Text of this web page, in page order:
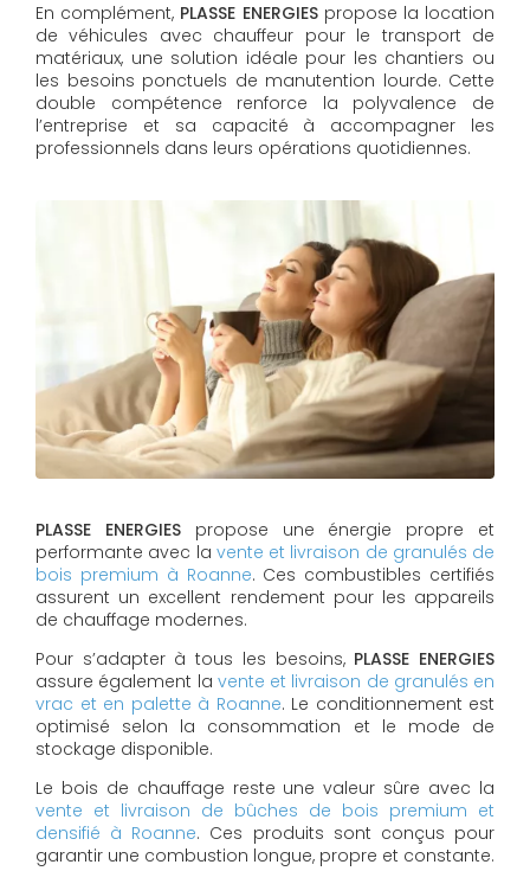
En complément, PLASSE ENERGIESpropose la location
de véhicules avec chauffeur pour le transport de
matériaux, une solution idéale pour les chantiers ou
les besoins ponctuels de manutention lourde. Cette
double compétence renforce la polyvalence de
l’entreprise et sa capacité à accompagner les
professionnels dans leurs opérations quotidiennes.
PLASSE ENERGIESpropose une énergie propre et
performante avec la vente et livraison de granulés de
bois premium à Roanne. Ces combustibles certifiés
assurent un excellent rendement pour les appareils
de chauffage modernes.
Pour s’adapter à tous les besoins, PLASSE ENERGIES
assure également la vente et livraison de granulés en
vrac et en palette à Roanne. Le conditionnement est
optimisé selon la consommation et le mode de
stockage disponible.
Le bois de chauffage reste une valeur sûre avec la
vente et livraison de bûches de bois premium et
densifié à Roanne. Ces produits sont conçus pour
garantir une combustion longue, propre et constante.